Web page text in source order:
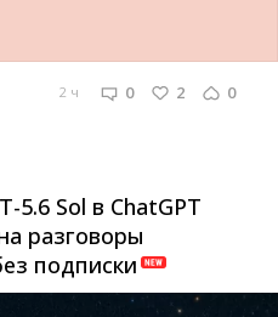
2 ч 0 2 0
5.6 Sol в ChatGPT
разговоры
подписки